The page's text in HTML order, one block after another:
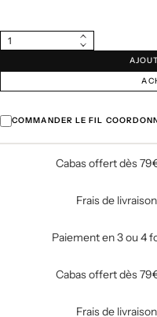
Quantité
Diminuer
quantité
-
Augmenter
la
Boutons
Black
COMMANDER LE FIL
Cabas offert dès
Frais de
Paiement en 3 ou 4
Cabas offert dès
Frais de